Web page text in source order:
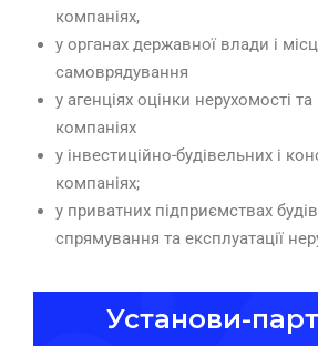
компаніях,
у органах державної влади і
самоврядування
у агенціях оцінки нерухомості
компаніях
у інвестиційно-будівельних і
компаніях;
у приватних підприємствах
спрямування та експлуатації
Установи-